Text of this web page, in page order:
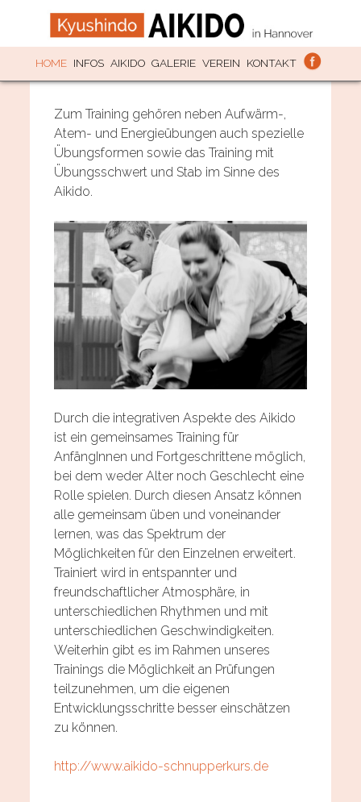
SKIP TO CONTENT
HOME INFOS AIKIDO GALERIE VEREIN KONTAKT
Zum Training gehören neben Aufwärm-,
Atem- und Energieübungen auch spezielle
Übungsformen sowie das Training mit
Übungsschwert und Stab im Sinne des
Aikido.
Durch die integrativen Aspekte des Aikido
ist ein gemeinsames Training für
AnfängInnen und Fortgeschrittene möglich,
bei dem weder Alter noch Geschlecht eine
Rolle spielen. Durch diesen Ansatz können
alle gemeinsam üben und voneinander
lernen, was das Spektrum der
Möglichkeiten für den Einzelnen erweitert.
Trainiert wird in entspannter und
freundschaftlicher Atmosphäre, in
unterschiedlichen Rhythmen und mit
unterschiedlichen Geschwindigkeiten.
Weiterhin gibt es im Rahmen unseres
Trainings die Möglichkeit an Prüfungen
teilzunehmen, um die eigenen
Entwicklungsschritte besser einschätzen
zu können.
http://www.aikido-schnupperkurs.de